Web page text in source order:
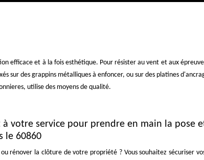
efficace et à la fois esthétique. Pour résister au vent et aux
des grappins métalliques à enfoncer, ou sur des platines
utilise des moyens de qualité.
à votre service pour prendre en main la pose
le 60860
ou rénover la clôture de votre propriété ? Vous souhaitez sécuriser